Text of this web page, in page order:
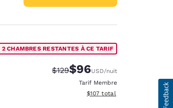
2 CHAMBRES RESTANTES À CE TARIF
Tarif barré :
$129Tarif réduit :
$96USD/nuit
Tarif Membre
Afficher les détails du total
$107 total